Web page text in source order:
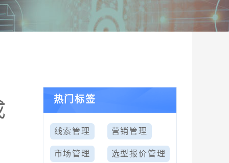
热门标签
线索管理 营销管理
市场管理 选型报价管理